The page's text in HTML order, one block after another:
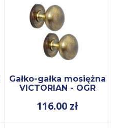
Gałko-gałka mosiężna
VICTORIAN - OGR
116.00 zł